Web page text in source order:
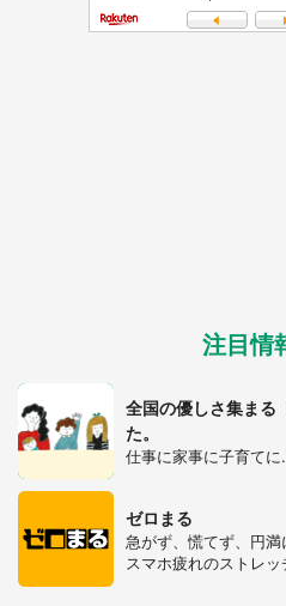
注目情
全国の優しさ集まる
た。
仕事に家事に子育てに
ゼロまる
急がず、慌てず、円満
スマホ疲れのストレッ